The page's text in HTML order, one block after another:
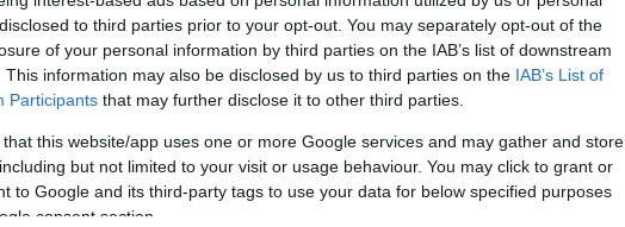
to third parties prior to your opt-out. You may separately opt-out of the
of your personal information by third parties on the IAB’s list of downstream
This information may also be disclosed by us to third parties on the IAB’s List of
Participants that may further disclose it to other third parties.
that this website/app uses one or more Google services and may gather and store
but not limited to your visit or usage behaviour. You may click to grant or
to Google and its third-party tags to use your data for below specified purposes
consent section.
értékelhetik a színművészek étel remekeit, lesz
is!